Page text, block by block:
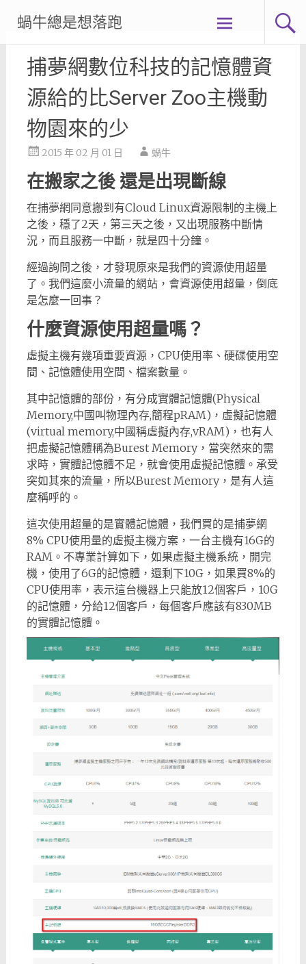
content
蝸牛總是想落跑
捕夢網數位科技的記憶體資
源給的比Server Zoo主機動
物園來的少
2015 年 02 月 01 日 蝸牛
在搬家之後 還是出現斷線
在捕夢網同意搬到有Cloud Linux資源限制的主機上
之後，穩了2天，第三天之後，又出現服務中斷情
況，而且服務一中斷，就是四十分鐘。
經過詢問之後，才發現原來是我們的資源使用超量
了。我們這麼小流量的網站，會資源使用超量，倒底
是怎麼一回事？
什麼資源使用超量嗎？
虛擬主機有幾項重要資源，CPU使用率、硬碟使用空
間、記憶體使用空間、檔案數量。
其中記憶體的部份，有分成實體記憶體(Physical
Memory,中國叫物理內存,簡程pRAM)，虛擬記憶體
(virtual memory,中國稱虛擬內存,vRAM)，也有人
把虛擬記憶體稱為Burest Memory，當突然來的需
求時，實體記憶體不足，就會使用虛擬記憶體。承受
突如其來的流量，所以Burest Memory，是有人這
麼稱呼的。
這次使用超量的是實體記憶體，我們買的是捕夢網
8% CPU使用量的虛擬主機方案，一台主機有16G的
RAM。不專業計算如下，如果虛擬主機系統，開完
機，使用了6G的記憶體，還剩下10G，如果買8%的
CPU使用率，表示這台機器上只能放12個客戶，10G
的記憶體，分給12個客戶，每個客戶應該有830MB
的實體記憶體。